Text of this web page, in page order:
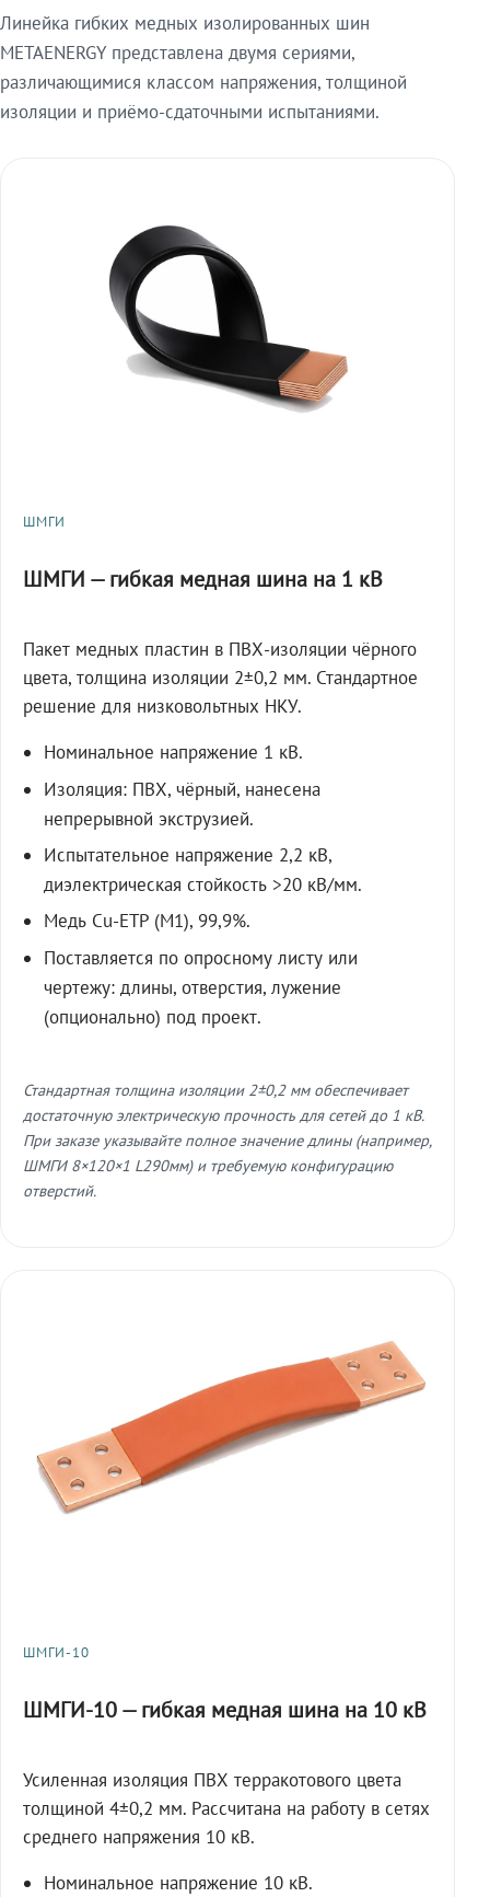
Линейка гибких медных изолированных шин
METAENERGY представлена двумя сериями,
различающимися классом напряжения, толщиной
изоляции и приёмо-сдаточными испытаниями.
ШМГИ
ШМГИ — гибкая медная шина на 1 кВ
Пакет медных пластин в ПВХ-изоляции чёрного
цвета, толщина изоляции 2±0,2 мм. Стандартное
решение для низковольтных НКУ.
Номинальное напряжение 1 кВ.
Изоляция: ПВХ, чёрный, нанесена
непрерывной экструзией.
Испытательное напряжение 2,2 кВ,
диэлектрическая стойкость >20 кВ/мм.
Медь Cu-ETP (M1), 99,9%.
Поставляется по опросному листу или
чертежу: длины, отверстия, лужение
(опционально) под проект.
Стандартная толщина изоляции 2±0,2 мм обеспечивает
достаточную электрическую прочность для сетей до 1 кВ.
При заказе указывайте полное значение длины (например,
ШМГИ 8×120×1 L290мм) и требуемую конфигурацию
отверстий.
ШМГИ-10
ШМГИ-10 — гибкая медная шина на 10 кВ
Усиленная изоляция ПВХ терракотового цвета
толщиной 4±0,2 мм. Рассчитана на работу в сетях
среднего напряжения 10 кВ.
Номинальное напряжение 10 кВ.